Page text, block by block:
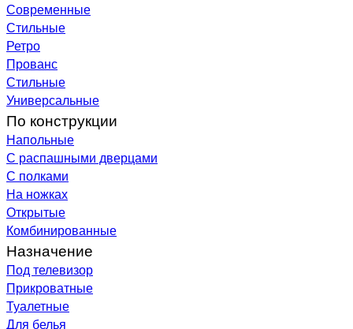
Современные
Стильные
Ретро
Прованс
Стильные
Универсальные
По конструкции
Напольные
С распашными дверцами
С полками
На ножках
Открытые
Комбинированные
Назначение
Под телевизор
Прикроватные
Туалетные
Для белья